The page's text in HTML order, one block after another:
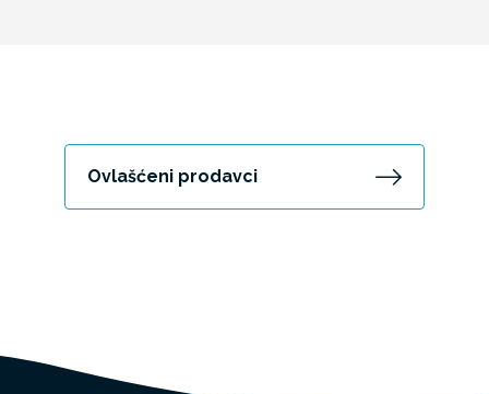
Ovlašćeni prodavci